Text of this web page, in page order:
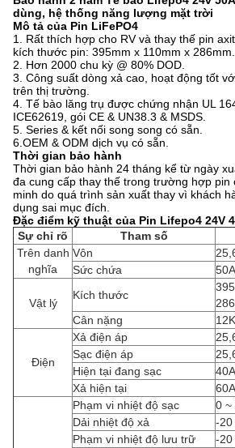
dùng, hệ thống năng lượng mặt trời
Mô tả của Pin LiFePO4
1. Rất thích hợp cho RV và thay thế pin
kích thước pin: 395mm x 110mm x 286mm.
2. Hơn 2000 chu kỳ @ 80% DOD.
3. Công suất dòng xả cao, hoạt động tốt
trên thị trường.
4. Tế bào lăng trụ được chứng nhận UL
ICE62619, gói CE & UN38.3 & MSDS.
5. Series & kết nối song song có sẵn.
6.OEM & ODM dịch vụ có sẵn.
Thời gian bảo hành
Thời gian bảo hành 24 tháng kể từ ngày
đa cung cấp thay thế trong trường hợp pin
minh do quá trình sản xuất thay vì khách
dụng sai mục đích.
Đặc điểm kỹ thuật của Pin Lifepo4 24V
Sự chỉ rõ
Tham số
Trên danh
nghĩa
Vôn
Sức chứa
Vật lý
Kích thước
Cân nặng
Điện
Xả điện áp
Sạc điện áp
Hiện tại đang sạc
40A
Xả hiện tại
60A
Phạm vi nhiệt độ sạc
0
Dải nhiệt độ xả
-
Phạm vi nhiệt độ lưu trữ
-